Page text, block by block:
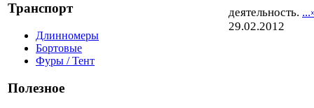
Транспорт
Длинномеры
Бортовые
Фуры / Тент
Полезное
деятельность.
29.02.2012